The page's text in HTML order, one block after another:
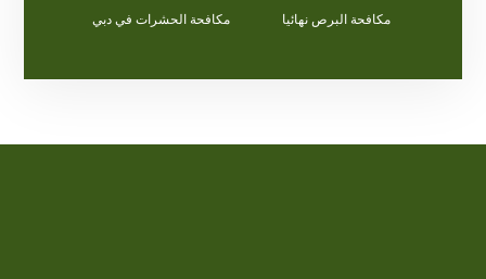
مكافحة البرص نهائيا مكافحة الحشرات في دبي